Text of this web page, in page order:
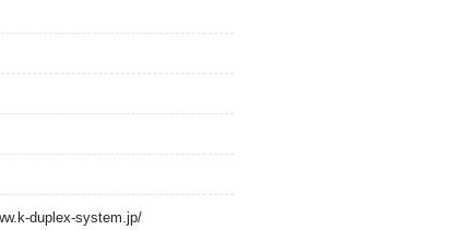
duplex-system.jp/